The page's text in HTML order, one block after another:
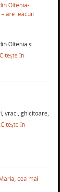
Oltenia-
are leacuri
Oltenia și
în
vraci, ghicitoare,
Citește în
cea mai